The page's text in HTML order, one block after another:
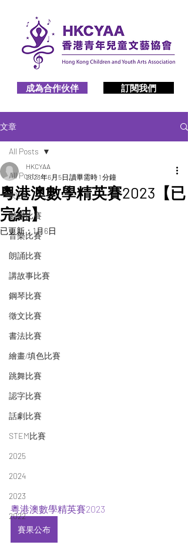
成為合作伙伴 訂閱我們
文章
All Posts
2026
數學比賽
音樂比賽
朗誦比賽
講故事比賽
鋼琴比賽
徵文比賽
書法比賽
繪畫/填色比賽
跳舞比賽
認字比賽
話劇比賽
STEM比賽
2025
2024
2023
2022
All Posts
粵港澳數學精英賽2023【已
完結】
HKCYAA
2023年6月5日 讀畢需時 1 分鐘
已更新： 1月6日
粵港澳數學精英賽2023
賽果公布